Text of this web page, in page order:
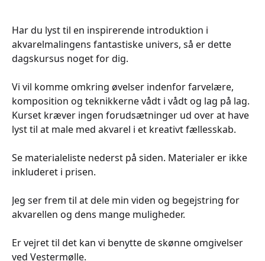
Har du lyst til en inspirerende introduktion i
akvarelmalingens fantastiske univers, så er dette
dagskursus noget for dig.
Vi vil komme omkring øvelser indenfor farvelære,
komposition og teknikkerne vådt i vådt og lag på lag.
Kurset kræver ingen forudsætninger ud over at have
lyst til at male med akvarel i et kreativt fællesskab.
Se materialeliste nederst på siden. Materialer er ikke
inkluderet i prisen.
Jeg ser frem til at dele min viden og begejstring for
akvarellen og dens mange muligheder.
Er vejret til det kan vi benytte de skønne omgivelser
ved Vestermølle.